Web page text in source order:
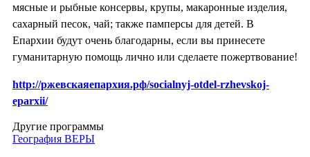
мясные и рыбные консервы, крупы, макаронные изделия,
сахарный песок, чай; также памперсы для детей. В
Епархии будут очень благодарны, если вы принесете
гуманитарную помощь лично или сделаете пожертвование!
http://ржевскаяепархия.рф/socialnyj-otdel-rzhevskoj-
eparxii/
Другие программы
География ВЕРЫ